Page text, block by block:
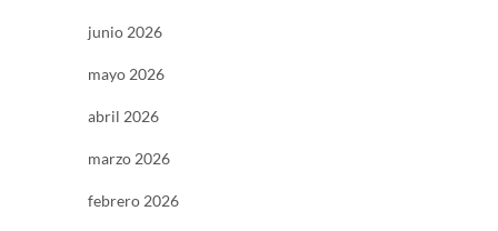
junio 2026
mayo 2026
abril 2026
marzo 2026
febrero 2026